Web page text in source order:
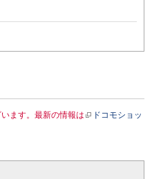
ます。最新の情報は
ドコモショッ